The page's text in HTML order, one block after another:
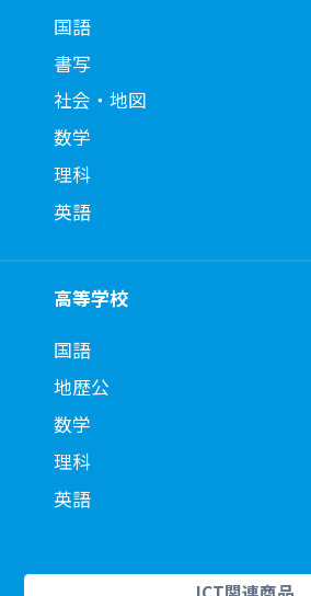
国語
書写
社会・地図
数学
理科
英語
高等学校
国語
地歴公
数学
理科
英語